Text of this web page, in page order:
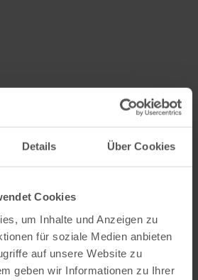
Details Über Cookies
Cookies
um Inhalte und Anzeigen zu
für soziale Medien anbieten
auf unsere Website zu
geben wir Informationen zu Ihrer